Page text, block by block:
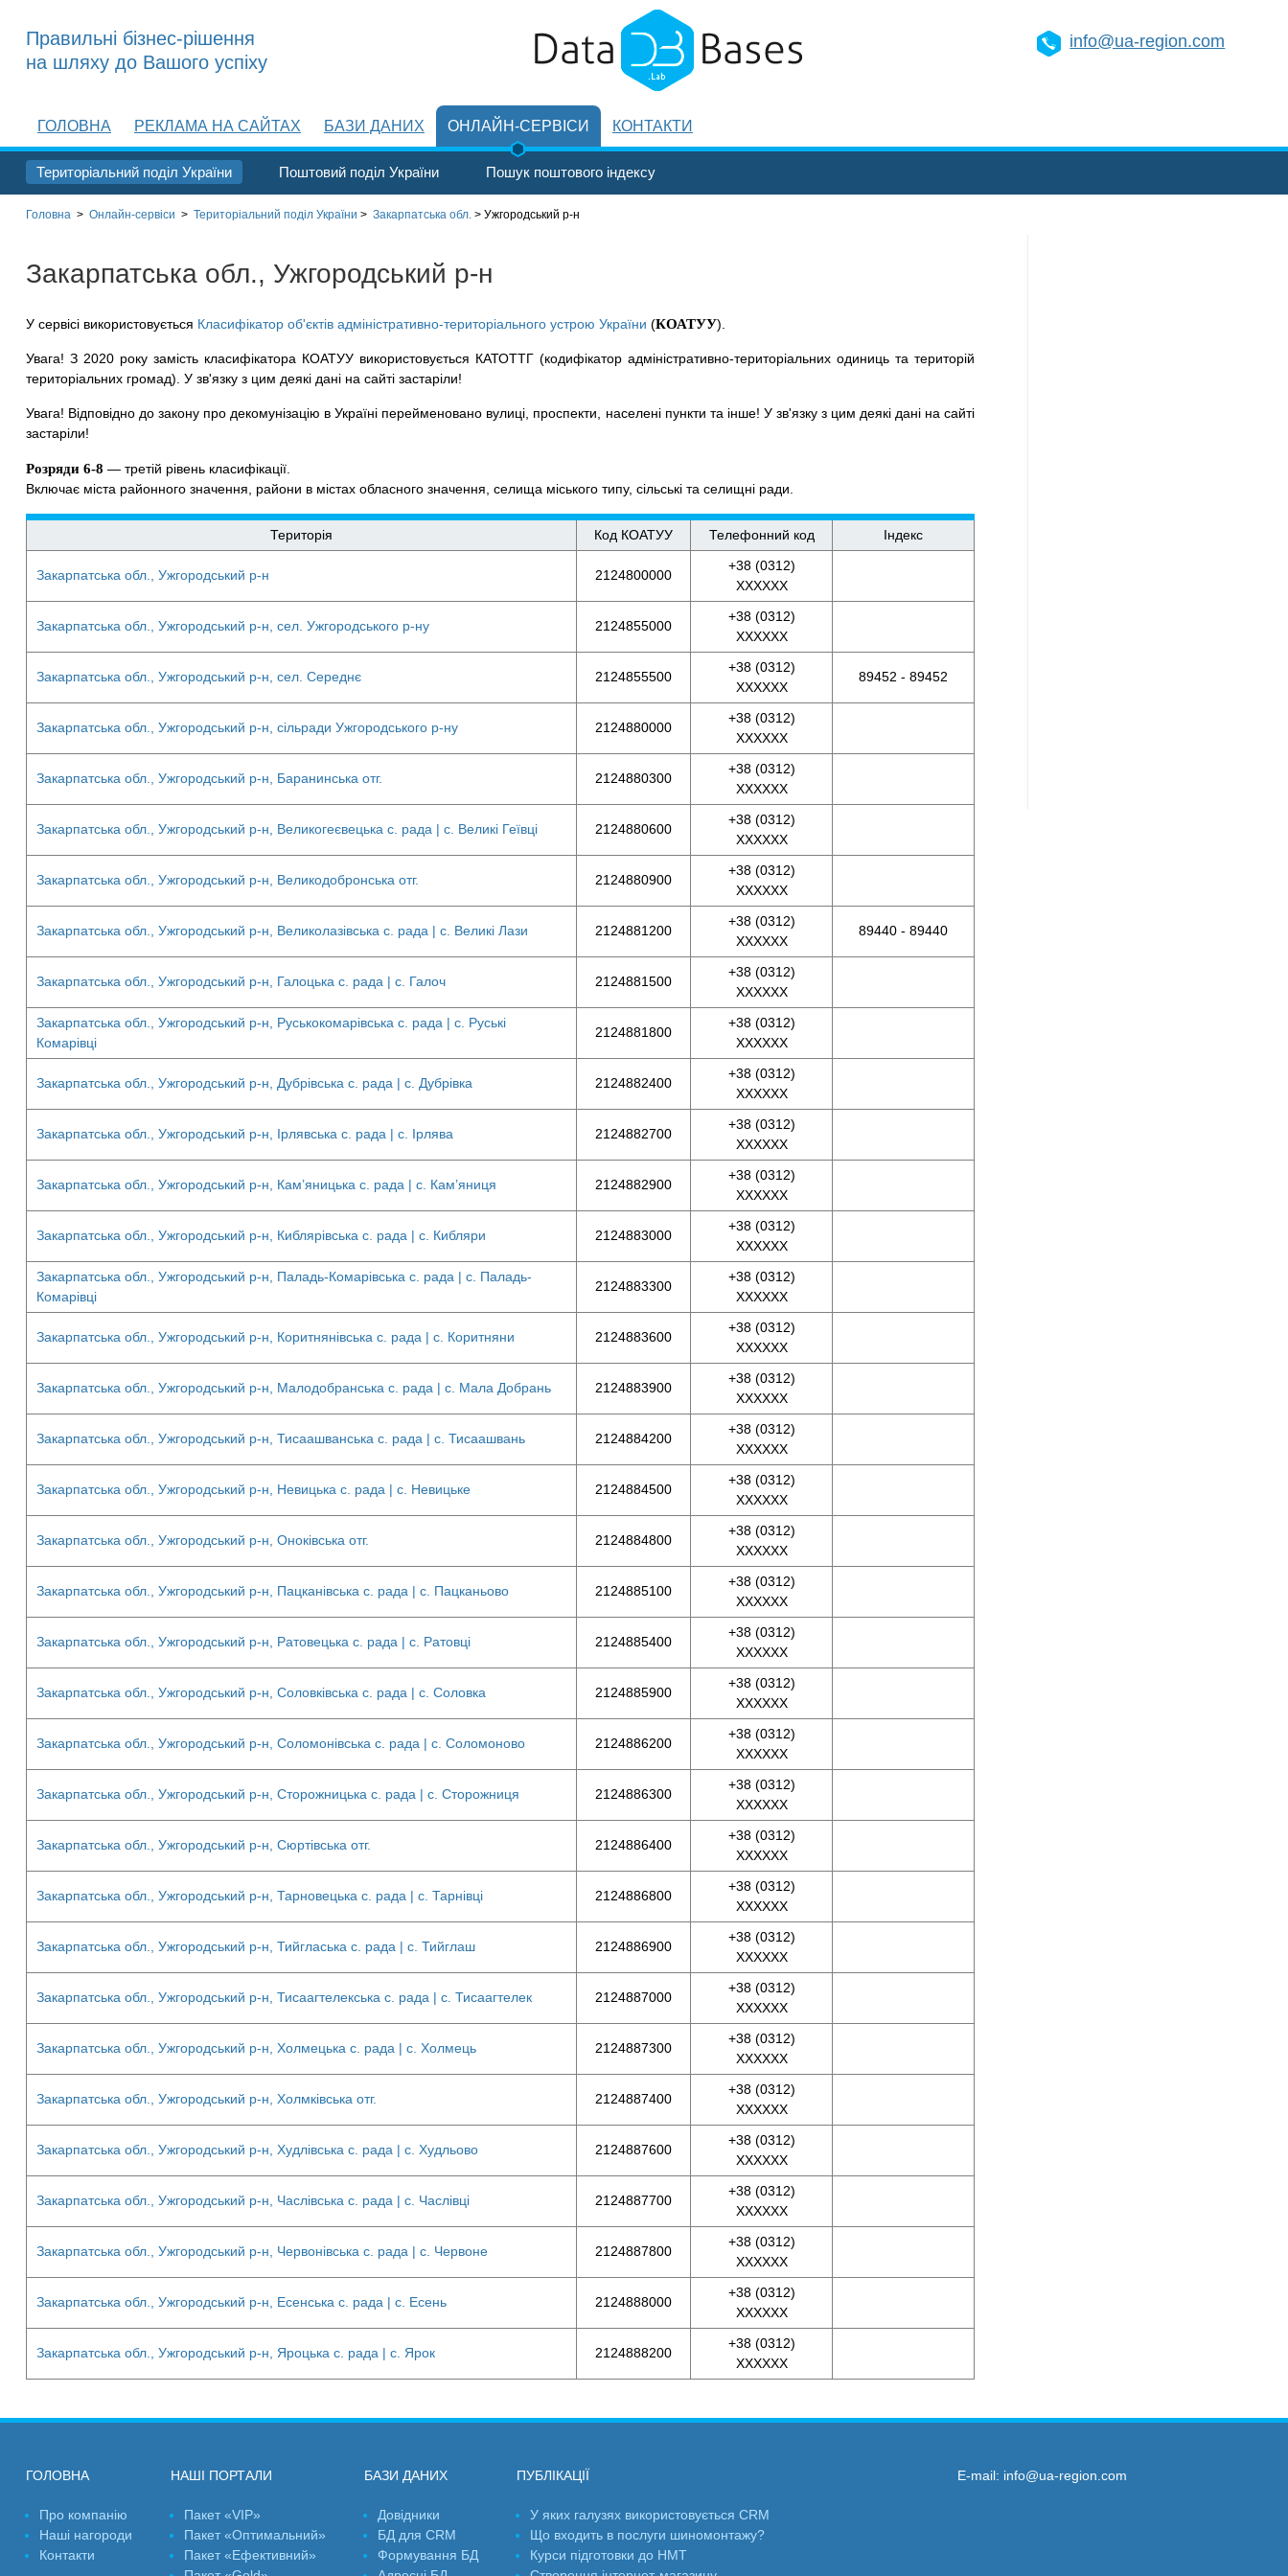
info@ua-region.com
Правильні бізнес-рішення
на шляху до Вашого успіху
ГОЛОВНА РЕКЛАМА НА САЙТАХ БАЗИ ДАНИХ ОНЛАЙН-СЕРВІСИ
Територіальний поділ України Поштовий поділ України Пошук поштового індексу
КОНТАКТИ
Головна > Онлайн-сервіси > Територіальний поділ України > Закарпатська обл. > Ужгородський р-н
Закарпатська обл., Ужгородський р-н
У сервісі використовується Класифікатор об'єктів адміністративно-територіального устрою України (КОАТУУ).
Увага! З 2020 року замість класифікатора КОАТУУ використовується КАТОТТГ (кодифікатор адміністративно-територіальних одиниць та територій
територіальних громад). У зв'язку з цим деякі дані на сайті застаріли!
Увага! Відповідно до закону про декомунізацію в Україні перейменовано вулиці, проспекти, населені пункти та інше! У зв'язку з цим деякі дані на сайті
застаріли!
Розряди 6-8 — третій рівень класифікації.
Включає міста районного значення, райони в містах обласного значення, селища міського типу, сільські та селищні ради.
Територія Код КОАТУУ Телефонний код Індекс
Закарпатська обл., Ужгородський р-н 2124800000
+38 (0312)
XXXXXX
Закарпатська обл., Ужгородський р-н, сел. Ужгородського р-ну 2124855000
+38 (0312)
XXXXXX
Закарпатська обл., Ужгородський р-н, сел. Середнє 2124855500
+38 (0312)
XXXXXX
89452 - 89452
Закарпатська обл., Ужгородський р-н, сільради Ужгородського р-ну 2124880000
+38 (0312)
XXXXXX
Закарпатська обл., Ужгородський р-н, Баранинська отг. 2124880300
+38 (0312)
XXXXXX
Закарпатська обл., Ужгородський р-н, Великогеєвецька с. рада | с. Великі Геївці 2124880600
+38 (0312)
XXXXXX
Закарпатська обл., Ужгородський р-н, Великодобронська отг. 2124880900
+38 (0312)
XXXXXX
Закарпатська обл., Ужгородський р-н, Великолазівська с. рада | с. Великі Лази 2124881200
+38 (0312)
XXXXXX
89440 - 89440
Закарпатська обл., Ужгородський р-н, Галоцька с. рада | с. Галоч 2124881500
+38 (0312)
XXXXXX
Закарпатська обл., Ужгородський р-н, Руськокомарівська с. рада | с. Руські
Комарівці
2124881800
+38 (0312)
XXXXXX
Закарпатська обл., Ужгородський р-н, Дубрівська с. рада | с. Дубрівка 2124882400
+38 (0312)
XXXXXX
Закарпатська обл., Ужгородський р-н, Ірлявська с. рада | с. Ірлява 2124882700
+38 (0312)
XXXXXX
Закарпатська обл., Ужгородський р-н, Кам’яницька с. рада | с. Кам’яниця 2124882900
+38 (0312)
XXXXXX
Закарпатська обл., Ужгородський р-н, Киблярівська с. рада | с. Кибляри 2124883000
+38 (0312)
XXXXXX
Закарпатська обл., Ужгородський р-н, Паладь-Комарівська с. рада | с. Паладь-
Комарівці
2124883300
+38 (0312)
XXXXXX
Закарпатська обл., Ужгородський р-н, Коритнянівська с. рада | с. Коритняни 2124883600
+38 (0312)
XXXXXX
Закарпатська обл., Ужгородський р-н, Малодобранська с. рада | с. Мала Добрань 2124883900
+38 (0312)
XXXXXX
Закарпатська обл., Ужгородський р-н, Тисаашванська с. рада | с. Тисаашвань 2124884200
+38 (0312)
XXXXXX
Закарпатська обл., Ужгородський р-н, Невицька с. рада | с. Невицьке 2124884500
+38 (0312)
XXXXXX
Закарпатська обл., Ужгородський р-н, Оноківська отг. 2124884800
+38 (0312)
XXXXXX
Закарпатська обл., Ужгородський р-н, Пацканівська с. рада | с. Пацканьово 2124885100
+38 (0312)
XXXXXX
Закарпатська обл., Ужгородський р-н, Ратовецька с. рада | с. Ратовці 2124885400
+38 (0312)
XXXXXX
Закарпатська обл., Ужгородський р-н, Соловківська с. рада | с. Соловка 2124885900
+38 (0312)
XXXXXX
Закарпатська обл., Ужгородський р-н, Соломонівська с. рада | с. Соломоново 2124886200
+38 (0312)
XXXXXX
Закарпатська обл., Ужгородський р-н, Сторожницька с. рада | с. Сторожниця 2124886300
+38 (0312)
XXXXXX
Закарпатська обл., Ужгородський р-н, Сюртівська отг. 2124886400
+38 (0312)
XXXXXX
Закарпатська обл., Ужгородський р-н, Тарновецька с. рада | с. Тарнівці 2124886800
+38 (0312)
XXXXXX
Закарпатська обл., Ужгородський р-н, Тийгласька с. рада | с. Тийглаш 2124886900
+38 (0312)
XXXXXX
Закарпатська обл., Ужгородський р-н, Тисаагтелекська с. рада | с. Тисаагтелек 2124887000
+38 (0312)
XXXXXX
Закарпатська обл., Ужгородський р-н, Холмецька с. рада | с. Холмець 2124887300
+38 (0312)
XXXXXX
Закарпатська обл., Ужгородський р-н, Холмківська отг. 2124887400
+38 (0312)
XXXXXX
Закарпатська обл., Ужгородський р-н, Худлівська с. рада | с. Худльово 2124887600
+38 (0312)
XXXXXX
Закарпатська обл., Ужгородський р-н, Часлівська с. рада | с. Часлівці 2124887700
+38 (0312)
XXXXXX
Закарпатська обл., Ужгородський р-н, Червонівська с. рада | с. Червоне 2124887800
+38 (0312)
XXXXXX
Закарпатська обл., Ужгородський р-н, Есенська с. рада | с. Есень 2124888000
+38 (0312)
XXXXXX
Закарпатська обл., Ужгородський р-н, Яроцька с. рада | с. Ярок 2124888200
+38 (0312)
XXXXXX
E-mail: info@ua-region.com
ГОЛОВНА
Про компанію
Наші нагороди
Контакти
НАШІ ПОРТАЛИ
Пакет «VIP»
Пакет «Оптимальний»
Пакет «Ефективний»
БАЗИ ДАНИХ
Довідники
БД для CRM
Формування БД
ПУБЛІКАЦІЇ
У яких галузях використовується CRM
Що входить в послуги шиномонтажу?
Курси підготовки до НМТ